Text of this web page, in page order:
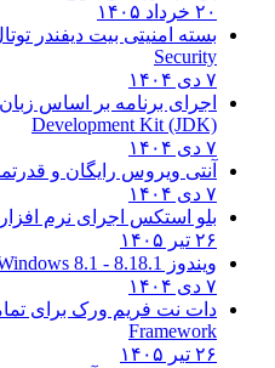
۲۰ خرداد ۱۴۰۵
بسته امنیتی بیت دیفندر
Security
۷ دی ۱۴۰۴
اجرای برنامه بر اساس
Development Kit (JDK)
۷ دی ۱۴۰۴
آنتی ویروس رایگان و
۷ دی ۱۴۰۴
بلو استکس اجرای نرم افزار
۲۶ تیر ۱۴۰۵
ویندوز 8.1
8.1 - Microsoft Windows 8.1
۷ دی ۱۴۰۴
دات نت فریم ورک برای
Framework
۲۶ تیر ۱۴۰۵